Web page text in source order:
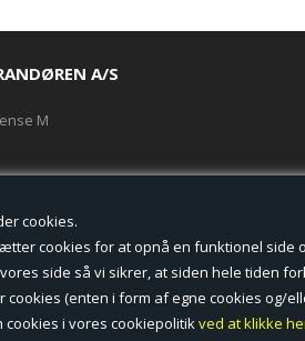
anvender
cookies for at opnå en funktionel
side så vi sikrer, at siden hele tiden
(enten i form af egne cookies og/
i vores cookiepolitikved at klikke
A/S
M
besøg i butikken